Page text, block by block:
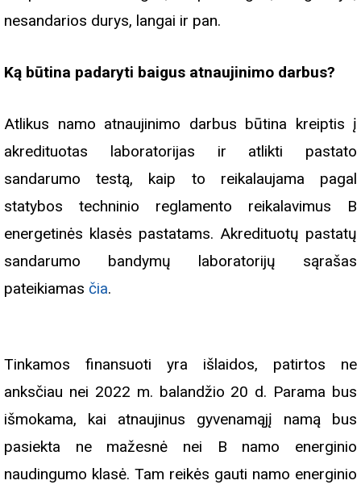
nesandarios durys, langai ir pan.
Ką būtina padaryti baigus atnaujinimo darbus?
Atlikus namo atnaujinimo darbus būtina kreiptis į
akredituotas laboratorijas ir atlikti pastato
sandarumo testą, kaip to reikalaujama pagal
statybos techninio reglamento reikalavimus B
energetinės klasės pastatams. Akredituotų pastatų
sandarumo bandymų laboratorijų sąrašas
pateikiamas čia.
Tinkamos finansuoti yra išlaidos, patirtos ne
anksčiau nei 2022 m. balandžio 20 d. Parama bus
išmokama, kai atnaujinus gyvenamąjį namą bus
pasiekta ne mažesnė nei B namo energinio
naudingumo klasė. Tam reikės gauti namo energinio